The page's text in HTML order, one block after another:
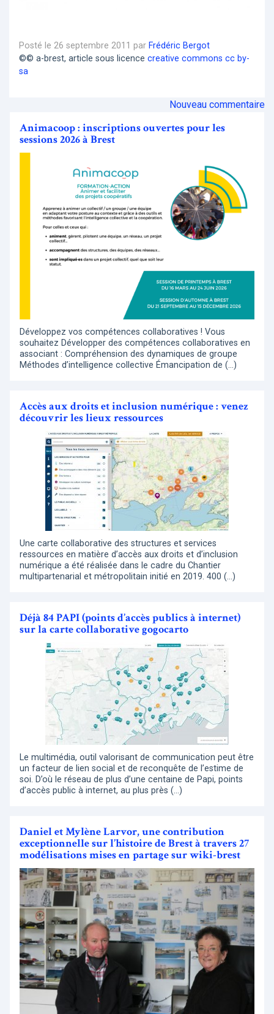
Posté le 26 septembre 2011 par Frédéric Bergot
©© a-brest, article sous licence creative commons cc by-
sa
Nouveau commentaire
Animacoop : inscriptions ouvertes pour les
sessions 2026 à Brest
Développez vos compétences collaboratives ! Vous
souhaitez Développer des compétences collaboratives en
associant : Compréhension des dynamiques de groupe
Méthodes d’intelligence collective Émancipation de (…)
Accès aux droits et inclusion numérique : venez
découvrir les lieux ressources
Une carte collaborative des structures et services
ressources en matière d’accès aux droits et d’inclusion
numérique a été réalisée dans le cadre du Chantier
multipartenarial et métropolitain initié en 2019. 400 (…)
Déjà 84 PAPI (points d’accès publics à internet)
sur la carte collaborative gogocarto
Le multimédia, outil valorisant de communication peut être
un facteur de lien social et de reconquête de l’estime de
soi. D’où le réseau de plus d’une centaine de Papi, points
d’accès public à internet, au plus près (…)
Daniel et Mylène Larvor, une contribution
exceptionnelle sur l’histoire de Brest à travers 27
modélisations mises en partage sur wiki-brest